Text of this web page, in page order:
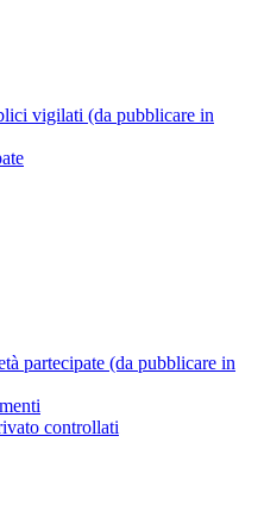
vigilati (da pubblicare in
partecipate (da pubblicare in
controllati